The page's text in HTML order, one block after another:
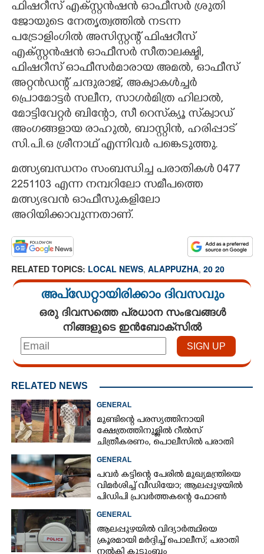
ഫിഷറീസ് എക്സ്റ്റൻഷൻ ഓഫീസർ ശ്രുതി
ജോയുടെ നേതൃത്വത്തിൽ നടന്ന
പട്രോളിംഗിൽ അസിസ്റ്റന്റ് ഫിഷറീസ്
എക്സ്റ്റൻഷൻ ഓഫീസർ സീതാലക്ഷ്മി,
ഫിഷറീസ് ഓഫീസർമാരായ അമൽ, ഓഫീസ്
അറ്റൻഡന്റ് ചന്ദുരാജ്, അക്വാകൾച്ചർ
പ്രൊമോട്ടർ സലീന, സാഗർമിത്ര ഹിലാൽ,
മോട്ടിവേറ്റർ ബിന്റോ, സീ റെസ്‌ക്യൂ സ്‌ക്വാഡ്
അംഗങ്ങളായ രാഹുൽ, ബാസ്റ്റിൻ, ഹരിപ്പാട്
സി.പി.ഒ ശ്രീനാഥ് എന്നിവർ പങ്കെടുത്തു.
മത്സ്യബന്ധനം സംബന്ധിച്ച പരാതികൾ 0477
2251103 എന്ന നമ്പറിലോ സമീപത്തെ
മത്സ്യഭവൻ ഓഫീസുകളിലോ
അറിയിക്കാവുന്നതാണ്.
RELATED TOPICS: LOCAL NEWS, ALAPPUZHA, 20 20
അപ്ഡേറ്റായിരിക്കാം ദിവസവും
ഒരു ദിവസത്തെ പ്രധാന സംഭവങ്ങൾ
നിങ്ങളുടെ ഇൻബോക്സിൽ
RELATED NEWS
GENERAL
മുണ്ടിന്റെ പരസ്യത്തിനായി
ക്ഷേത്രത്തിനുള്ളിൽ റീൽസ്
ചിത്രീകരണം, പൊലീസിൽ പരാതി
GENERAL
പവർ കട്ടിന്റെ പേരിൽ മുഖ്യമന്ത്രിയെ
വിമർശിച്ച് വീഡിയോ; ആലപ്പുഴയിൽ
പിഡിപി പ്രവർത്തകന്റെ ഫോൺ
പൊലീസ് പിടിച്ചെടുത്തു
GENERAL
ആലപ്പുഴയിൽ വിദ്യാർത്ഥിയെ
ക്രൂരമായി മർദ്ദിച്ച് പൊലീസ്; പരാതി